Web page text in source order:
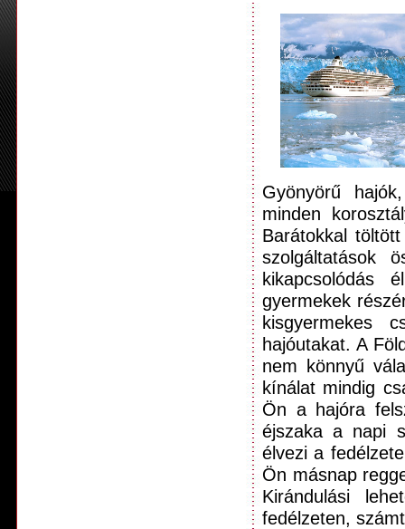
Gyönyörű
minden
Barátokkal
szolgáltatások
kikapcsolódás
gyermekek
kisgyermekes
hajóutakat. A
nem könnyű
kínálat mindig
Ön a hajóra
éjszaka a napi
élvezi a
Ön másnap
Kirándulási
fedélzeten,